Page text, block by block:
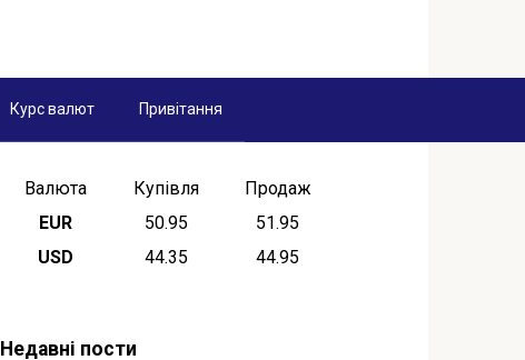
Курс валют Привітання
Валюта Купівля
Продаж
EUR
50.95
51.95
USD
44.35 44.95
Недавні пости